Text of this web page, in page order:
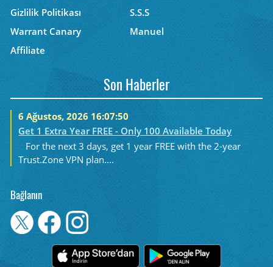
Gizlilik Politikası
S.S.S
Warrant Canary
Manuel
Affiliate
Son Haberler
6 Ağustos, 2026 16:07:50
Get 1 Extra Year FREE - Only 100 Available Today
For the next 3 days, get 1 year FREE with the 2-year
Trust.Zone VPN plan....
Bağlanın